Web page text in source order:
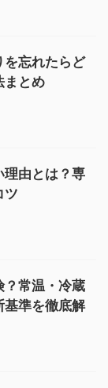
を忘れたらど
まとめ
理由とは？専
ツ
？常温・冷蔵
基準を徹底解